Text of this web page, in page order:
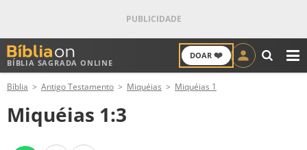
BÍBLIA SAGRADA ONLINE
DOAR ❤️
ANTIGO TESTAMENTO
NOVO TESTAMENTO
Bíblia Antigo Testamento Miquéias Miquéias 1
Miquéias 1:3